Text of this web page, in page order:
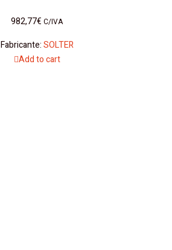
982,77€ C/IVA
Fabricante:SOLTER
Add to cart